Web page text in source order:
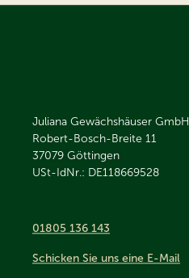
Juliana Gewächshäuser GmbH
Robert-Bosch-Breite 11
37079 Göttingen
USt-IdNr.: DE118669528
01805 136 143
Schicken Sie uns eine E-Mail